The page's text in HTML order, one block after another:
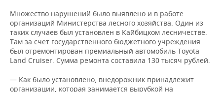
Множество нарушений было выявлено и в работе
организаций Министерства лесного хозяйства. Один из
таких случаев был установлен в Кайбицком лесничестве.
Там за счет государственного бюджетного учреждения
был отремонтирован премиальный автомобиль Toyota
Land Cruiser. Сумма ремонта составила 130 тысяч рублей.
— Как было установлено, внедорожник принадлежит
организации, которая занимается вырубкой на